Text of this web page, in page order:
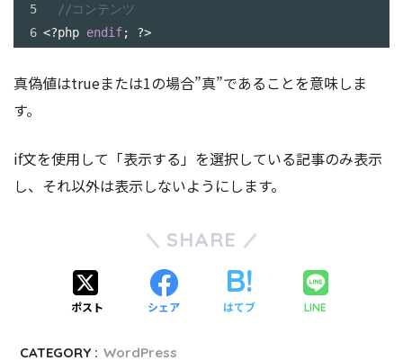
5
//コンテンツ
6 <?php endif; ?>
真偽値はtrueまたは1の場合”真”であることを意味しま
す。
if文を使用して「表示する」を選択している記事のみ表示
し、それ以外は表示しないようにします。
SHARE
ポスト シェア はてブ LINE
CATEGORY : WordPress